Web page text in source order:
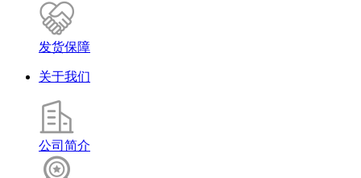
发货保障
关于我们
公司简介